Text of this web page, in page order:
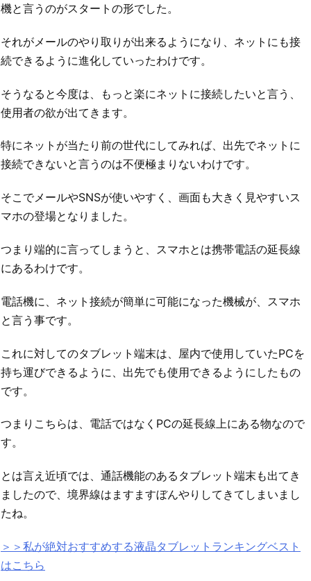
機と言うのがスタートの形でした。
それがメールのやり取りが出来るようになり、ネットにも接
続できるように進化していったわけです。
そうなると今度は、もっと楽にネットに接続したいと言う、
使用者の欲が出てきます。
特にネットが当たり前の世代にしてみれば、出先でネットに
接続できないと言うのは不便極まりないわけです。
そこでメールやSNSが使いやすく、画面も大きく見やすいス
マホの登場となりました。
つまり端的に言ってしまうと、スマホとは携帯電話の延長線
にあるわけです。
電話機に、ネット接続が簡単に可能になった機械が、スマホ
と言う事です。
これに対してのタブレット端末は、屋内で使用していたPCを
持ち運びできるように、出先でも使用できるようにしたもの
です。
つまりこちらは、電話ではなくPCの延長線上にある物なので
す。
とは言え近頃では、通話機能のあるタブレット端末も出てき
ましたので、境界線はますますぼんやりしてきてしまいまし
たね。
＞＞私が絶対おすすめする液晶タブレットランキングベスト
はこちら